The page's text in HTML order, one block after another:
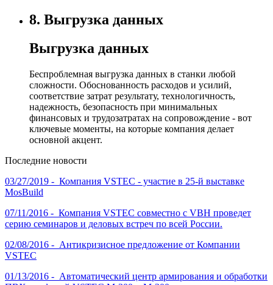
8. Выгрузка данных
Выгрузка данных
Беспроблемная выгрузка данных в станки любой
сложности. Обоснованность расходов и усилий,
соответствие затрат результату, технологичность,
надежность, безопасность при минимальных
финансовых и трудозатратах на сопровождение - вот
ключевые моменты, на которые компания делает
основной акцент.
Последние новости
03/27/2019 - Компания VSTEC - участие в 25-й выставке
MosBuild
07/11/2016 - Компания VSTEC совместно с VBH проведет
серию семинаров и деловых встреч по всей России.
02/08/2016 - Антикризисное предложение от Компании
VSTEC
01/13/2016 - Автоматический центр армирования и обработки